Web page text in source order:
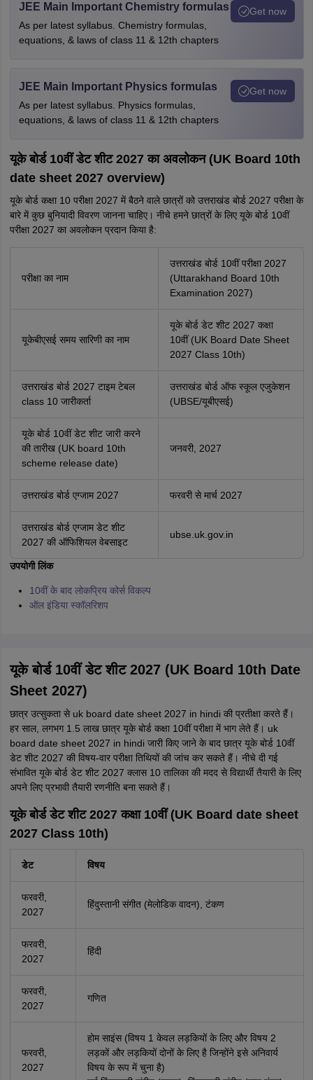
JEE Main Important Chemistry formulas
As per latest syllabus. Chemistry formulas,
equations, & laws of class 11 & 12th chapters
Get now
JEE Main Important Physics formulas
As per latest syllabus. Physics formulas,
equations, & laws of class 11 & 12th chapters
Get now
यूके बोर्ड 10वीं डेट शीट 2027 का अवलोकन (UK Board 10th
date sheet 2027 overview)
यूके बोर्ड कक्षा 10 परीक्षा 2027 में बैठने वाले छात्रों को उत्तराखंड बोर्ड 2027 परीक्षा के
बारे में कुछ बुनियादी विवरण जानना चाहिए। नीचे हमने छात्रों के लिए यूके बोर्ड 10वीं
परीक्षा 2027 का अवलोकन प्रदान किया है:
परीक्षा का नाम
उत्तराखंड बोर्ड 10वीं परीक्षा 2027
(Uttarakhand Board 10th
Examination 2027)
यूकेबीएसई समय सारिणी का नाम
यूके बोर्ड डेट शीट 2027 कक्षा
10वीं (UK Board Date Sheet
2027 Class 10th)
उत्तराखंड बोर्ड 2027 टाइम टेबल
class 10जारीकर्ता
उत्तराखंड बोर्ड ऑफ स्कूल एजुकेशन
(UBSE/यूबीएसई)
यूके बोर्ड 10वीं डेट शीट जारी करने
की तारीख (UK board 10th
scheme release date)
जनवरी, 2027
उत्तराखंड बोर्ड एग्जाम 2027 फरवरी से मार्च 2027
उत्तराखंड बोर्ड एग्जाम डेट शीट
2027 की ऑफिशियल वेबसाइट
ubse.uk.gov.in
उपयोगी लिंक
10वीं के बाद लोकप्रिय कोर्स विकल्प
ऑल इंडिया स्कॉलरिशप
यूके बोर्ड 10वीं डेट शीट 2027 (UK Board 10th Date
Sheet 2027)
छात्र उत्सुकता से uk board date sheet 2027 in hindi की प्रतीक्षा करते हैं।
हर साल, लगभग 1.5 लाख छात्र यूके बोर्ड कक्षा 10वीं परीक्षा में भाग लेते हैं। uk
board date sheet 2027 in hindi जारी किए जाने के बाद छात्र यूके बोर्ड 10वीं
डेट शीट 2027 की विषय-वार परीक्षा तिथियों की जांच कर सकते हैं। नीचे दी गई
संभावित यूके बोर्ड डेट शीट 2027 क्लास 10 तालिका की मदद से विद्यार्थी तैयारी के लिए
अपने लिए प्रभावी तैयारी रणनीति बना सकते हैं।
यूके बोर्ड डेट शीट 2027 कक्षा 10वीं (UK Board date sheet
2027 Class 10th)
डेट विषय
फरवरी,
2027
हिंदुस्तानी संगीत (मेलोडिक वादन), टंकण
फरवरी,
2027
हिंदी
फरवरी,
2027
गणित
फरवरी,
2027
होम साइंस (विषय 1 केवल लड़कियों के लिए और विषय 2
लड़कों और लड़कियों दोनों के लिए है जिन्होंने इसे अनिवार्य
विषय के रूप में चुना है)